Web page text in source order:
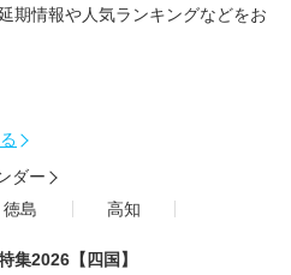
期情報や人気ランキングなどをお
ダー
徳島 高知
集2026【四国】